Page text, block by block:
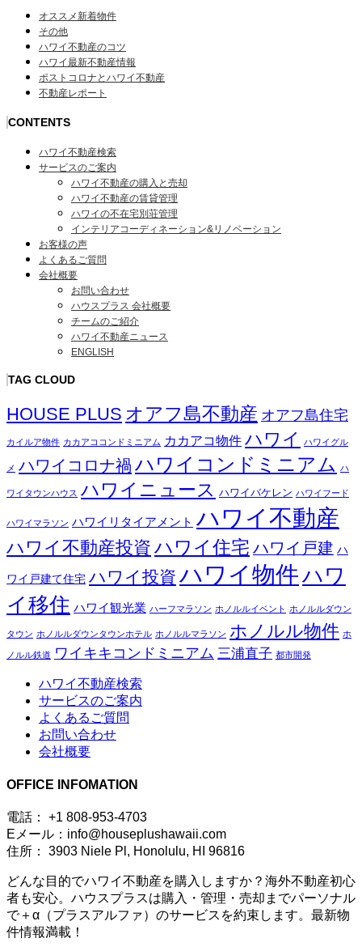
オススメ新着物件
その他
ハワイ不動産のコツ
ハワイ最新不動産情報
ポストコロナとハワイ不動産
不動産レポート
CONTENTS
ハワイ不動産検索
サービスのご案内
ハワイ不動産の購入と売却
ハワイ不動産の賃貸管理
ハワイの不在宅別荘管理
インテリアコーディネーション&リノベーション
お客様の声
よくあるご質問
会社概要
お問い合わせ
ハウスプラス 会社概要
チームのご紹介
ハワイ不動産ニュース
ENGLISH
TAG CLOUD
HOUSE PLUS オアフ島不動産 オアフ島住宅
カイルア物件 カカアココンドミニアム カカアコ物件 ハワイ ハワイグル
メ ハワイコロナ禍 ハワイコンドミニアム ハ
ワイタウンハウス ハワイニュース ハワイバケレン ハワイフード
ハワイマラソン ハワイリタイアメント ハワイ不動産
ハワイ不動産投資 ハワイ住宅 ハワイ戸建 ハ
ワイ戸建て住宅 ハワイ投資 ハワイ物件ハワ
イ移住 ハワイ観光業 ハーフマラソン ホノルルイベント ホノルルダウン
タウン ホノルルダウンタウンホテル ホノルルマラソン ホノルル物件 ホ
ノルル鉄道 ワイキキコンドミニアム 三浦直子 都市開発
ハワイ不動産検索
サービスのご案内
よくあるご質問
お問い合わせ
会社概要
OFFICE INFOMATION
電話： +1 808-953-4703
Eメール：info@houseplushawaii.com
住所： 3903 Niele Pl, Honolulu, HI 96816
どんな目的でハワイ不動産を購入しますか？海外不動産初心
者も安心。ハウスプラスは購入・管理・売却までパーソナル
で＋α（プラスアルファ）のサービスを約束します。最新物
件情報満載！